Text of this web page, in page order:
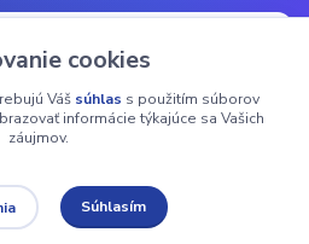
| Všetky práva vyhradené
cookies
Váš súhlas s použitím súborov
informácie týkajúce sa Vašich
záujmov.
Súhlasím